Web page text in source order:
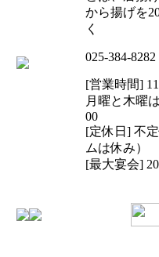
から揚げを
く
025-384-8282
[営業時間]
月曜と木曜
00
[定休日] 不
ムは休み）
[最大宴会]